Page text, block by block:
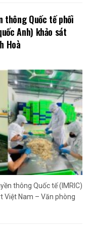
thông Quốc tế phối
Anh) khảo sát
Hoà
thông Quốc tế (IMRIC)
Việt Nam – Văn phòng